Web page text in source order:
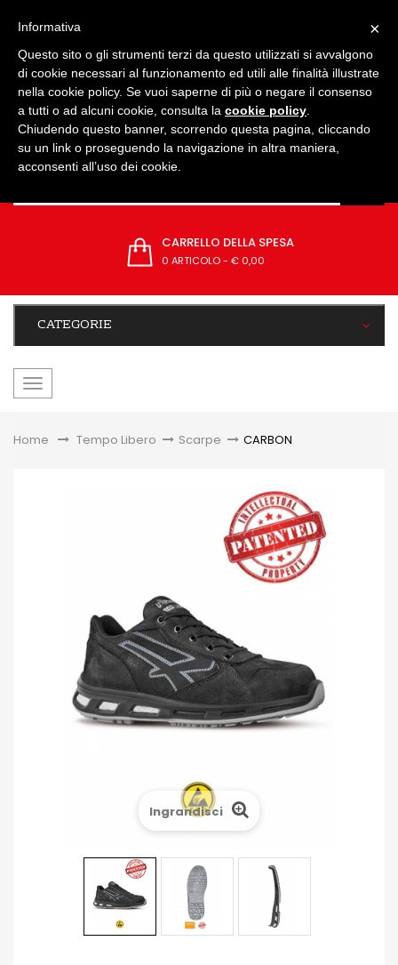
CARRELLO DELLA SPESA
0 ARTICOLO- € 0,00
CATEGORIE
navigazione
Home &gt;Tempo Libero > Scarpe > CARBON
Ingrandisci
×
Informativa
Questo sito o gli strumenti terzi da questo utilizzati si avvalgono
di cookie necessari al funzionamento ed utili alle finalità illustrate
nella cookie policy. Se vuoi saperne di più o negare il consenso
a tutti o ad alcuni cookie, consulta la cookie policy
Chiudendo questo banner, scorrendo questa pagina, cliccando
su un link o proseguendo la navigazione in altra maniera,
acconsenti all’uso dei cookie.